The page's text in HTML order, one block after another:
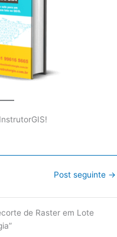
Post seguinte →
de Raster em Lote